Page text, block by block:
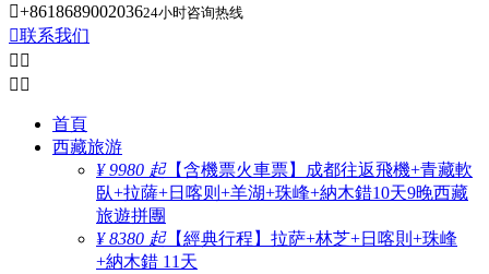
+861868900203624小时咨询热线
联系我们
 
 
首頁
西藏旅游
¥ 9980 起【含機票火車票】成都往返飛機+青藏軟
臥+拉薩+日喀则+羊湖+珠峰+納木錯10天9晚西藏
旅遊拼團
¥ 8380 起【經典行程】拉萨+林芝+日喀則+珠峰
+納木錯 11天